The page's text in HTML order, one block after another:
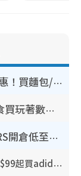
長者優惠｜OK便利店推樂悠咭優惠！買麵包/牛奶/保健品拍卡即減
【8月生日優惠2026】全港85大食買玩著數攻略 自助餐/火鍋放題同行免費＋誠品/DONKI送現金券
開倉優惠｜銅鑼灣MICHAEL KORS開倉低至17折！直擊$500起買手袋/銀包/鞋款 必買經典Jet Set系列
開倉優惠｜馬拉松開倉低至3折！直擊$99起買adidas／New Balance／Puma鞋款 STANLEY保溫杯劈價至$119起